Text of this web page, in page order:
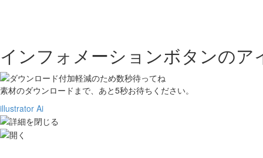
インフォメーションボタンのア
素材のダウンロードまで、あと5秒お待ちください。
illustrator Ai